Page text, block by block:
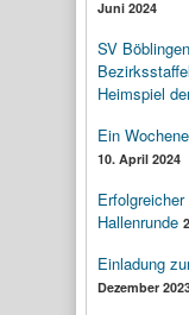
Juni 2024
SV
Heimspiel
Ein
10. April 2024
Hallenrunde
Einladung
Dezember